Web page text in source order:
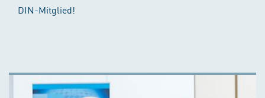
DIN-Mitglied!